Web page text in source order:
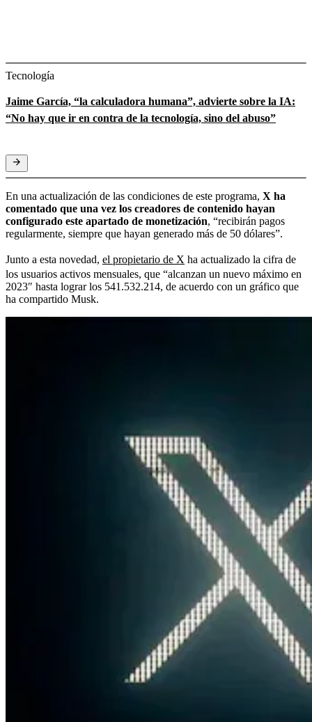
Tecnología
Jaime García, “la calculadora humana”, advierte sobre la IA:
“No hay que ir en contra de la tecnología, sino del abuso”
En una actualización de las condiciones de este programa, X ha
comentado que una vez los creadores de contenido hayan
configurado este apartado de monetización, “recibirán pagos
regularmente, siempre que hayan generado más de 50 dólares”.
Junto a esta novedad, el propietario de X ha actualizado la cifra de
los usuarios activos mensuales, que “alcanzan un nuevo máximo en
2023″ hasta lograr los 541.532.214, de acuerdo con un gráfico que
ha compartido Musk.